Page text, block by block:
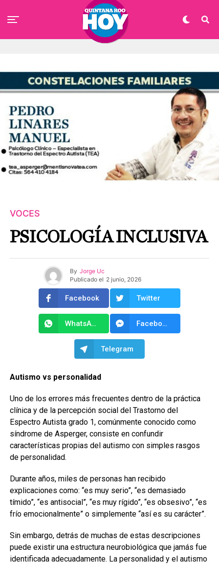
VOCES
PSICOLOGÍA INCLUSIVA
By Jorge Uc
Publicado el 2 junio, 2026
Facebook Twitter
WhatsApp Facebook Messenger
Telegram
Autismo vs personalidad
Uno de los errores más frecuentes dentro de la práctica
clínica y de la percepción social del Trastorno del
Espectro Autista grado 1, comúnmente conocido como
síndrome de Asperger, consiste en confundir
características propias del autismo con simples rasgos
de personalidad.
Durante años, miles de personas han recibido
explicaciones como: “es muy serio”, “es demasiado
tímido”, “es antisocial”, “es muy rígido”, “es obsesivo”, “es
frío emocionalmente” o simplemente “así es su carácter”.
Sin embargo, detrás de muchas de estas descripciones
puede existir una estructura neurobiológica que jamás fue
identificada adecuadamente. La personalidad y el autismo